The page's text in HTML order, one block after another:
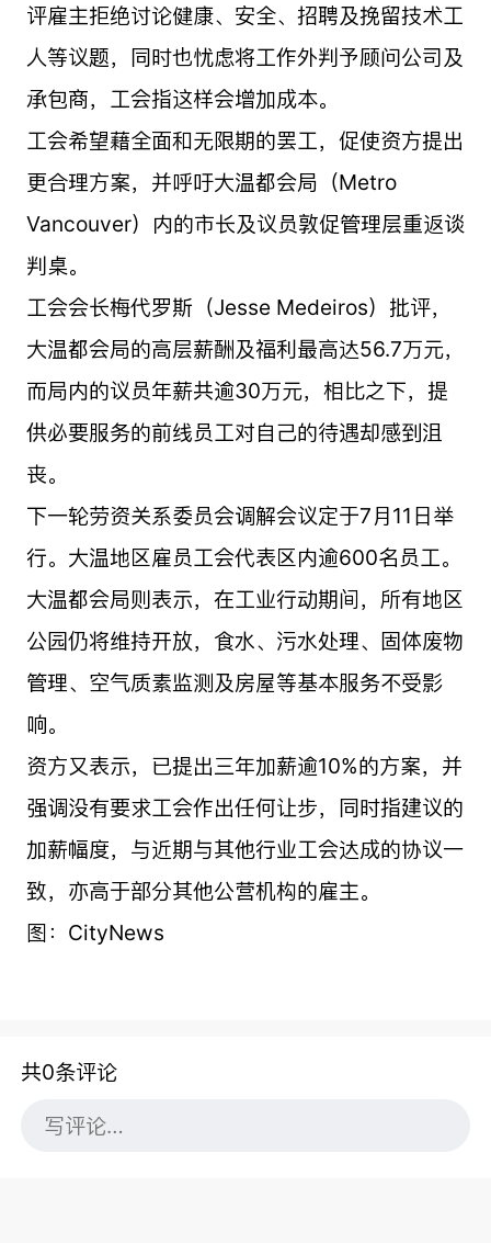
评雇主拒绝讨论健康、安全、招聘及挽留技术工
人等议题，同时也忧虑将工作外判予顾问公司及
承包商，工会指这样会增加成本。
工会希望藉全面和无限期的罢工，促使资方提出
更合理方案，并呼吁大温都会局（Metro
Vancouver）内的市长及议员敦促管理层重返谈
判桌。
工会会长梅代罗斯（Jesse Medeiros）批评，
大温都会局的高层薪酬及福利最高达56.7万元，
而局内的议员年薪共逾30万元，相比之下，提
供必要服务的前线员工对自己的待遇却感到沮
丧。
下一轮劳资关系委员会调解会议定于7月11日举
行。大温地区雇员工会代表区内逾600名员工。
大温都会局则表示，在工业行动期间，所有地区
公园仍将维持开放，食水、污水处理、固体废物
管理、空气质素监测及房屋等基本服务不受影
响。
资方又表示，已提出三年加薪逾10%的方案，并
强调没有要求工会作出任何让步，同时指建议的
加薪幅度，与近期与其他行业工会达成的协议一
致，亦高于部分其他公营机构的雇主。
图：CityNews
共0条评论